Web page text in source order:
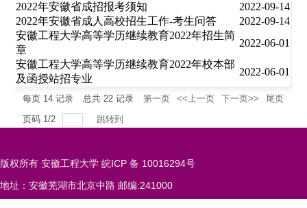
2022年安徽省成招报考须知
2022-09-14
2022年安徽省成人高校招生工作-考生问答
2022-09-14
安徽工程大学高等学历继续教育2022年招生简
章
2022-06-01
安徽工程大学高等学历继续教育2022年校本部
及函授站招专业
2022-06-01
每页 14 记录 总共 22 记录 第一页 <<上一页 下一页>>
尾页
页码 1/2 跳转到
版权所有 安徽工程大学 皖ICP 备 10016294号
地址：安徽芜湖市北京中路 邮编:241000